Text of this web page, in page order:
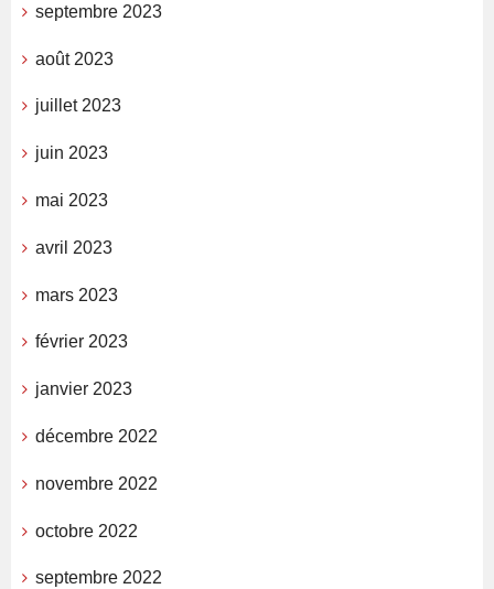
septembre 2023
août 2023
juillet 2023
juin 2023
mai 2023
avril 2023
mars 2023
février 2023
janvier 2023
décembre 2022
novembre 2022
octobre 2022
septembre 2022